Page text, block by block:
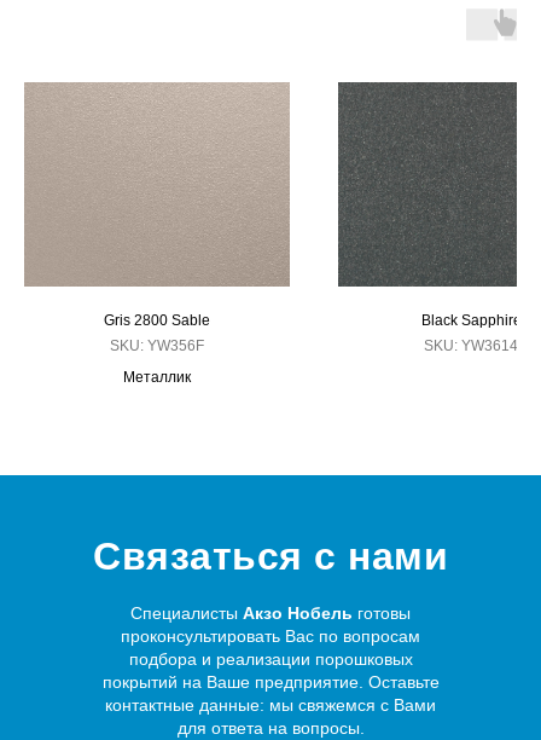
Gris 2800 Sable
SKU: YW356F
Металлик
Black Sapphire
SKU: YW3614
Специалисты Акзо Нобель готовы
проконсультировать Вас по вопросам
подбора и реализации порошковых
покрытий на Ваше предприятие. Оставьте
контактные данные: мы свяжемся с Вами
для ответа на вопросы.
Связаться с нами